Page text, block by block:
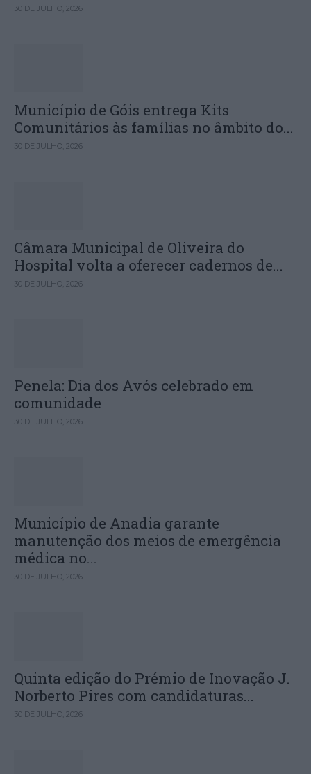
30 DE JULHO, 2026
Município de Góis entrega Kits
Comunitários às famílias no âmbito do...
30 DE JULHO, 2026
Câmara Municipal de Oliveira do
Hospital volta a oferecer cadernos de...
30 DE JULHO, 2026
Penela: Dia dos Avós celebrado em
comunidade
30 DE JULHO, 2026
Município de Anadia garante
manutenção dos meios de emergência
médica no...
30 DE JULHO, 2026
Quinta edição do Prémio de Inovação J.
Norberto Pires com candidaturas...
30 DE JULHO, 2026